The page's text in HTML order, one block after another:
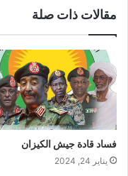
مقالات ذات صلة
فساد قادة جيش الكيزان
يناير 24, 2024